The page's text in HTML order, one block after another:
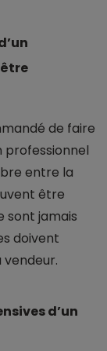
de faire
professionnel
entre la
être
sont jamais
doivent
vendeur.
d’un